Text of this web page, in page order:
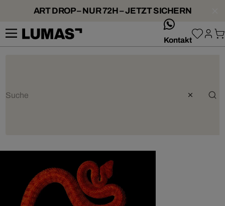
ART DROP – NUR 72H – JETZT SICHERN
Kontakt